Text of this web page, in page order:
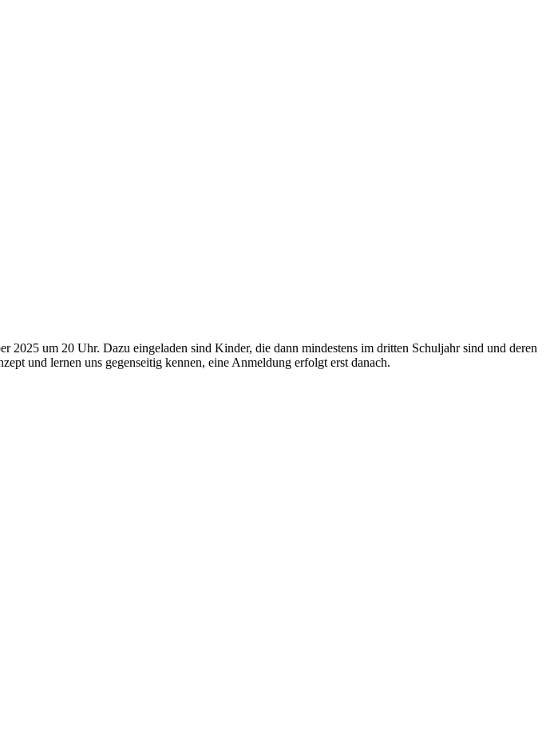
um 20 Uhr. Dazu eingeladen sind Kinder, die dann mindestens im dritten Schuljahr sind und deren
und lernen uns gegenseitig kennen, eine Anmeldung erfolgt erst danach.